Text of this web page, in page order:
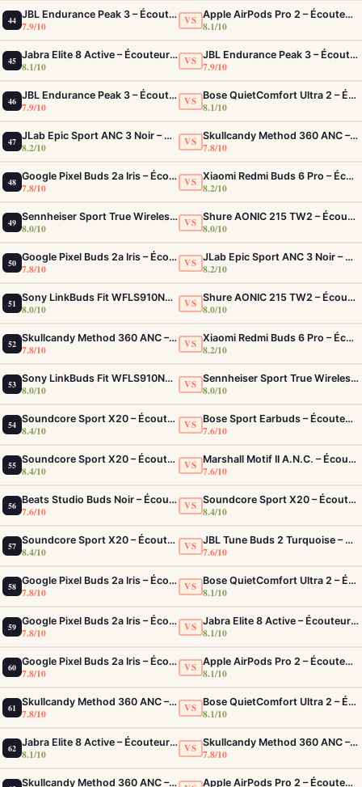
44 JBL Endurance Peak 3 – Écouteurs sport IP68 avec 50h d'autonomie
7.9/10 VS Apple AirPods Pro 2 – Écouteurs True Wireless ANC USB-C Blancs
8.1/10
45 Jabra Elite 8 Active – Écouteurs sport IP68 ultra-robustes et ANC
8.1/10 VS JBL Endurance Peak 3 – Écouteurs sport IP68 avec 50h d'autonomie
7.9/10
46 JBL Endurance Peak 3 – Écouteurs sport IP68 avec 50h d'autonomie
7.9/10 VS Bose QuietComfort Ultra 2 – Écouteurs ANC intra-auriculaires avec son immersif
8.1/10
47 JLab Epic Sport ANC 3 Noir – Écouteurs Sport ANC IP66 Double Driver
8.2/10 VS Skullcandy Method 360 ANC – Écouteurs True Wireless avec ANC Bose et 40h d'autonomie
7.8/10
48 Google Pixel Buds 2a Iris – Écouteurs ANC Tensor A1 et IP54
7.8/10 VS Xiaomi Redmi Buds 6 Pro – Écouteurs ANC confortables au rapport qualité-prix solide
8.2/10
49 Sennheiser Sport True Wireless – Écouteurs sport à son premium et acoustique adaptable
8.0/10 VS Shure AONIC 215 TW2 – Écouteurs True Wireless à isolation sonore premium
8.0/10
50 Google Pixel Buds 2a Iris – Écouteurs ANC Tensor A1 et IP54
7.8/10 VS JLab Epic Sport ANC 3 Noir – Écouteurs Sport ANC IP66 Double Driver
8.2/10
51 Sony LinkBuds Fit WFLS910NW Blanc – Écouteurs Sport Ailes ANC
8.0/10 VS Shure AONIC 215 TW2 – Écouteurs True Wireless à isolation sonore premium
8.0/10
52 Skullcandy Method 360 ANC – Écouteurs True Wireless avec ANC Bose et 40h d'autonomie
7.8/10 VS Xiaomi Redmi Buds 6 Pro – Écouteurs ANC confortables au rapport qualité-prix solide
8.2/10
53 Sony LinkBuds Fit WFLS910NW Blanc – Écouteurs Sport Ailes ANC
8.0/10 VS Sennheiser Sport True Wireless – Écouteurs sport à son premium et acoustique adaptable
8.0/10
54 Soundcore Sport X20 – Écouteurs Sport IP68 ANC Fit Sécurisé Ultime
8.4/10 VS Bose Sport Earbuds – Écouteurs sport avec maintien StayHear Max
7.6/10
55 Soundcore Sport X20 – Écouteurs Sport IP68 ANC Fit Sécurisé Ultime
8.4/10 VS Marshall Motif II A.N.C. – Écouteurs True Wireless avec son rock et autonomie 30h
7.6/10
56 Beats Studio Buds Noir – Écouteurs ANC IPX4 Multiplateforme et Appels Clairs
7.6/10 VS Soundcore Sport X20 – Écouteurs Sport IP68 ANC Fit Sécurisé Ultime
8.4/10
57 Soundcore Sport X20 – Écouteurs Sport IP68 ANC Fit Sécurisé Ultime
8.4/10 VS JBL Tune Buds 2 Turquoise – Écouteurs True Wireless avec ANC et autonomie 48h
7.6/10
58 Google Pixel Buds 2a Iris – Écouteurs ANC Tensor A1 et IP54
7.8/10 VS Bose QuietComfort Ultra 2 – Écouteurs ANC intra-auriculaires avec son immersif
8.1/10
59 Google Pixel Buds 2a Iris – Écouteurs ANC Tensor A1 et IP54
7.8/10 VS Jabra Elite 8 Active – Écouteurs sport IP68 ultra-robustes et ANC
8.1/10
60 Google Pixel Buds 2a Iris – Écouteurs ANC Tensor A1 et IP54
7.8/10 VS Apple AirPods Pro 2 – Écouteurs True Wireless ANC USB-C Blancs
8.1/10
61 Skullcandy Method 360 ANC – Écouteurs True Wireless avec ANC Bose et 40h d'autonomie
7.8/10 VS Bose QuietComfort Ultra 2 – Écouteurs ANC intra-auriculaires avec son immersif
8.1/10
62 Jabra Elite 8 Active – Écouteurs sport IP68 ultra-robustes et ANC
8.1/10 VS Skullcandy Method 360 ANC – Écouteurs True Wireless avec ANC Bose et 40h d'autonomie
7.8/10
Skullcandy Method 360 ANC – Écouteurs True Wireless avec ANC Bose et 40h d'autonomie Apple AirPods Pro 2 – Écouteurs True Wireless ANC USB-C Blancs